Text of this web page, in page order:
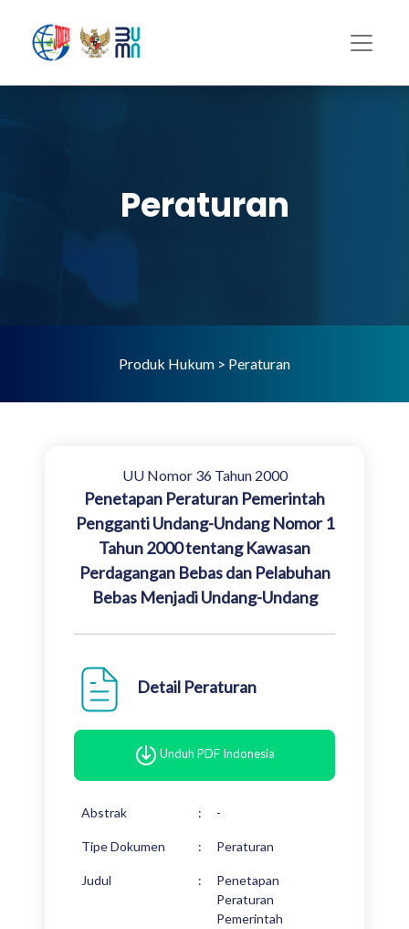
Peraturan
Produk Hukum > Peraturan
UU Nomor 36 Tahun 2000
Penetapan Peraturan Pemerintah
Pengganti Undang-Undang Nomor 1
Tahun 2000 tentang Kawasan
Perdagangan Bebas dan Pelabuhan
Bebas Menjadi Undang-Undang
Detail Peraturan
Unduh PDF Indonesia
Abstrak : -
Tipe Dokumen : Peraturan
Judul :
Penetapan
Peraturan
Pemerintah